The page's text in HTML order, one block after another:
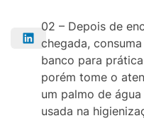
02 – Depois de
chegada,
banco para
porém tome o
um palmo de
usada na